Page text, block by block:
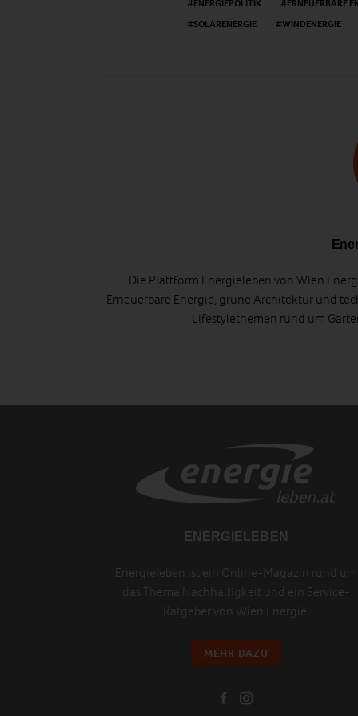
ENERGIEPOLITIK ERNEUERBARE
SOLARENERGIE
WINDENERGIE
Die Plattform Energieleben von Wien
Erneuerbare Energie, grüne Architektur und
Lifestylethemen rund um
ENERGIELEBEN
Energieleben ist ein Online-Magazin rund um
das Thema Nachhaltigkeit und ein Service-
Ratgeber von Wien Energie.
MEHR DAZU